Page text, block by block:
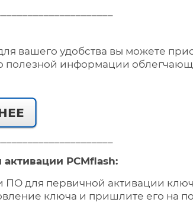
вашего удобства вы можете
полезной информации
PCMflash:
ПО для первичной активации
ключа и пришлите его на